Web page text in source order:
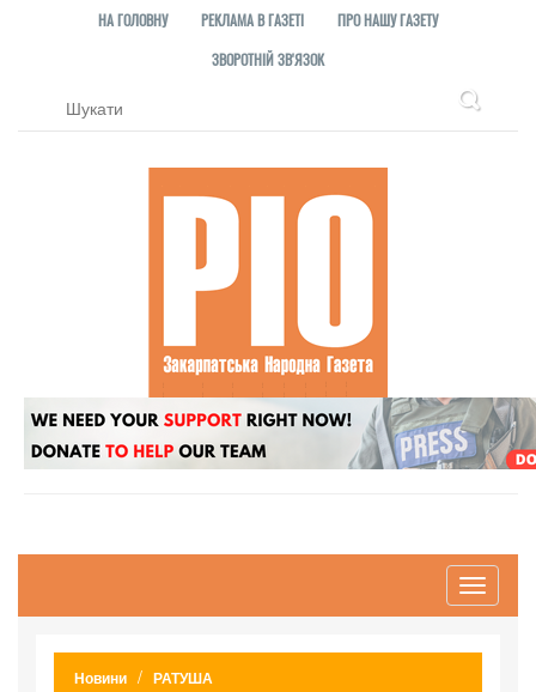
НА ГОЛОВНУ РЕКЛАМА В ГАЗЕТІ
ПРО НАШУ ГАЗЕТУ
ЗВОРОТНІЙ ЗВ'ЯЗОК
Toggle
Новини РАТУША